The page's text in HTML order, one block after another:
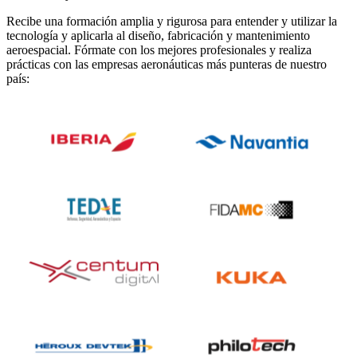
Recibe una formación amplia y rigurosa para entender y utilizar la
tecnología y aplicarla al diseño, fabricación y mantenimiento
aeroespacial. Fórmate con los mejores profesionales y realiza
prácticas con las empresas aeronáuticas más punteras de nuestro
país: